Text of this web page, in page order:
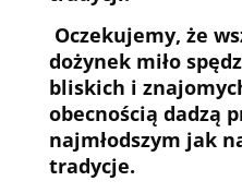
Oczekujemy, że
dożynek miło
bliskich i
obecnością dadzą
najmłodszym jak
tradycje.